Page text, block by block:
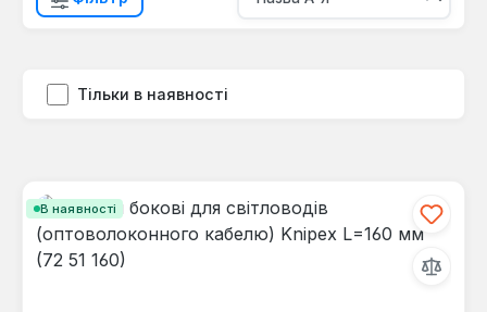
Тільки в наявності
В наявності